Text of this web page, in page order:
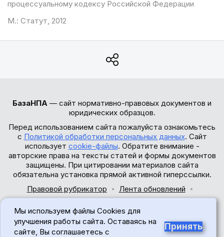
процессуальному кодексу Российской Федерации
М.: Статут, 2012
БазаНПА — сайт нормативно-правовых документов и
юридических образцов.
Перед использованием сайта пожалуйста ознакомьтесь
с Политикой обработки персональных данных. Сайт
использует cookie-файлы. Обратите внимание -
авторские права на тексты статей и формы документов
защищены. При цитировании материалов сайта
обязательна установка прямой активной гиперссылки.
Правовой рубрикатор
Лента обновлений
© 2017-2026
Мы используем файлы Cookies для
улучшения работы сайта. Оставаясь на
сайте, Вы соглашаетесь с
Принять